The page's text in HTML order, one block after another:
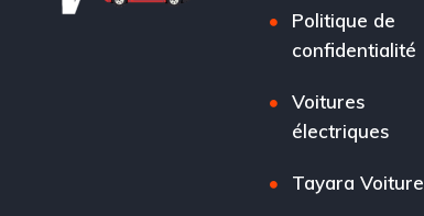
Politique de
confidentialité
Voitures
électriques
Tayara Voiture